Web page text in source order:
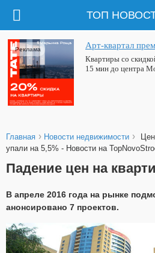
ТОП
Арт-квартал
Квартиры со
15 мин до центра
Реклама
Главная › Новости недвижимости ›
упали на 5,5% - Новости на
Падение цен на
В апреле 2016 года на рынке
анонсировано 7 проектов.